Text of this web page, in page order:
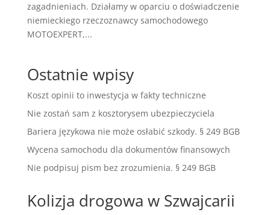
zagadnieniach. Działamy w oparciu o doświadczenie
niemieckiego rzeczoznawcy samochodowego
MOTOEXPERT,...
Ostatnie wpisy
Koszt opinii to inwestycja w fakty techniczne
Nie zostań sam z kosztorysem ubezpieczyciela
Bariera językowa nie może osłabić szkody. § 249 BGB
Wycena samochodu dla dokumentów finansowych
Nie podpisuj pism bez zrozumienia. § 249 BGB
Kolizja drogowa w Szwajcarii